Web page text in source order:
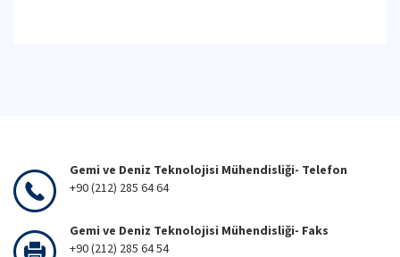
Gemi ve Deniz Teknolojisi Mühendisliği- Telefon
+90 (212) 285 64 64
Gemi ve Deniz Teknolojisi Mühendisliği- Faks
+90 (212) 285 64 54